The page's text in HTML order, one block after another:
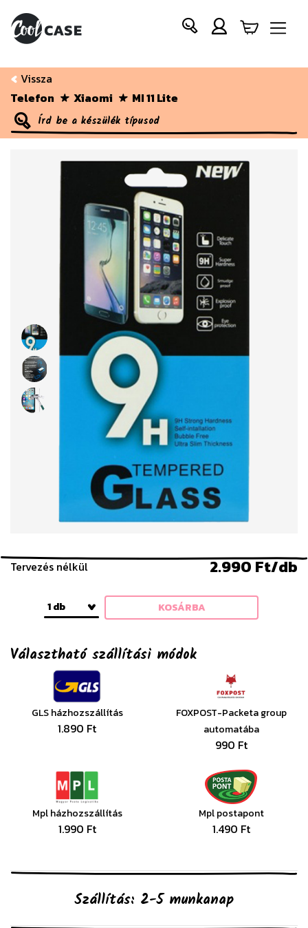
Vissza
Telefon
Xiaomi MI 11 Lite
Tervezés nélkül 2.990 Ft/db
1 db KOSÁRBA
Választható szállítási módok
GLS házhozszállítás
1.890 Ft
FOXPOST-Packeta group
automatába
990 Ft
Mpl házhozszállítás
1.990 Ft
Mpl postapont
1.490 Ft
Szállítás: 2-5 munkanap